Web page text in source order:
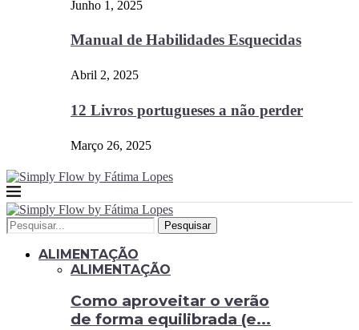
Junho 1, 2025
Manual de Habilidades Esquecidas
Abril 2, 2025
12 Livros portugueses a não perder
Março 26, 2025
Pesquisar
ALIMENTAÇÃO
ALIMENTAÇÃO
Como aproveitar o verão
de forma equilibrada (e...